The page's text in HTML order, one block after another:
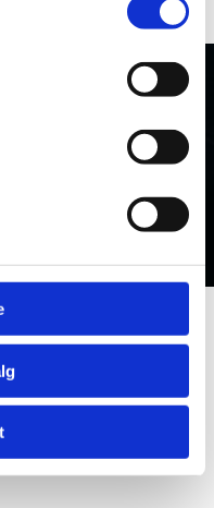
vårt segment».
til en bedre leverandør